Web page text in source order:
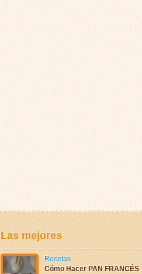
Las mejores
Recetas
Cómo Hacer PAN FRANCÉS